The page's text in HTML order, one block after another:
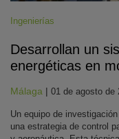
Ingenierías
Desarrollan un
energéticas en
Málaga | 01 de agosto de
Un equipo de
una estrategia de control